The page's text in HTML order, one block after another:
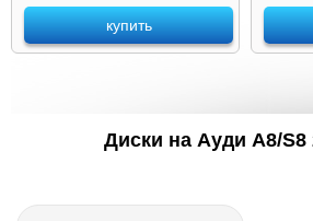
купить
Диски на Ауди A8/S8